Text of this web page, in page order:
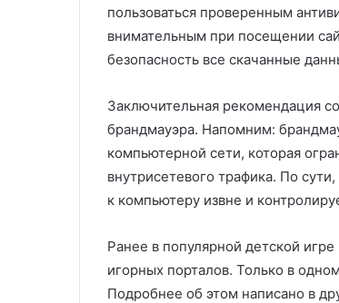
пользоваться проверенным
внимательным при посещении
безопасность все скачанные
Заключительная рекомендация
брандмауэра. Напомним:
компьютерной сети, которая
внутрисетевого трафика. По
к компьютеру извне и
Ранее в популярной детской
игорных порталов. Только в
Подробнее об этом написано в